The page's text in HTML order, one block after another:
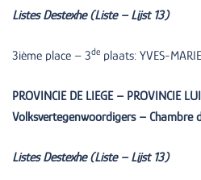
Listes Destexhe (Liste – Lijst 13)
3ième place – 3de plaats: YVES-
PROVINCIE DE LIEGE – PROVINCIE
Volksvertegenwoordigers – Chambre
Listes Destexhe (Liste – Lijst 13)